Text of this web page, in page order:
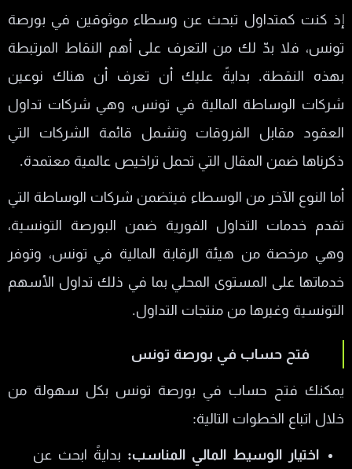
إذ كنت كمتداول تبحث عن وسطاء موثوقين في بورصة
تونس، فلا بدّ لك من التعرف على أهم النقاط المرتبطة
بهذه النقطة. بدايةً عليك أن تعرف أن هناك نوعين
شركات الوساطة المالية في تونس، وهي شركات تداول
العقود مقابل الفروقات وتشمل قائمة الشركات التي
ذكرناها ضمن المقال التي تحمل تراخيص عالمية معتمدة.
أما النوع الآخر من الوسطاء فيتضمن شركات الوساطة التي
تقدم خدمات التداول الفورية ضمن البورصة التونسية،
وهي مرخصة من هيئة الرقابة المالية في تونس، وتوفر
خدماتها على المستوى المحلي بما في ذلك تداول الأسهم
التونسية وغيرها من منتجات التداول.
فتح حساب في بورصة تونس
يمكنك فتح حساب في بورصة تونس بكل سهولة من
خلال اتباع الخطوات التالية:
اختيار الوسيط المالي المناسب: بدايةً ابحث عن